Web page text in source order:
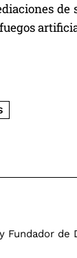
Fundador de